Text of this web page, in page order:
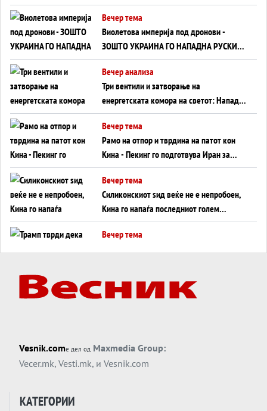
Вечер тема
Виолетова империја под дронови -
ЗОШТО УКРАИНА ГО НАПАДНА РУСКИОТ
WILDBERRIES
Вечер анализа
Три вентили и затворање на
енергетската комора на светот: Нападот
во Суец најавува глобален енергетски
инфаркт?
Вечер тема
Рамо на отпор и тврдина на патот кон
Кина - Пекинг го подготвува Иран за
американска копнена инвазија
Вечер тема
Силиконскиот ѕид веќе не е непробоен,
Кина го напаѓа последниот голем
монопол на Западот?
Вечер тема
Вечер тема
ДЛАБОКО УДОЛУ: Сметководствените
Вечер тема
АТОМСКО ДОМИНО НА БЛИСКИОТ
ИСТОК
Vesnik.comе дел од Maxmedia Group:
Vecer.mk, Vesti.mk, и Vesnik.com
КАТЕГОРИИ